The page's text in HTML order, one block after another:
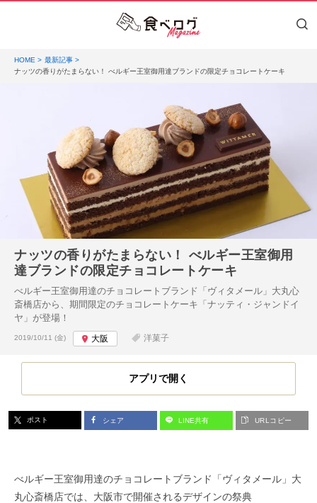
HOME
最新記事
ナッツの香りがたまらない！ べルギー王室御用達ブランドの限定チョコレートケーキ
ナッツの香りがたまらない！ べルギー王室御用
達ブランドの限定チョコレートケーキ
べルギー王室御用達のチョコレートブランド「ヴィタメール」大丸心
斎橋店から、期間限定のチョコレートケーキ「ナッティ・ジャンドイ
ヤ」が登場！
投稿日:
2019/10/11 (金) 大阪 洋菓子
アプリで開く
ポスト シェア LINE共有 URLコピー
べルギー王室御用達のチョコレートブランド「ヴィタメール」大
丸心斎橋店では、大阪市で開催されるデザインの祭典